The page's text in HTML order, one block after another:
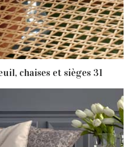
chaises et sièges 31